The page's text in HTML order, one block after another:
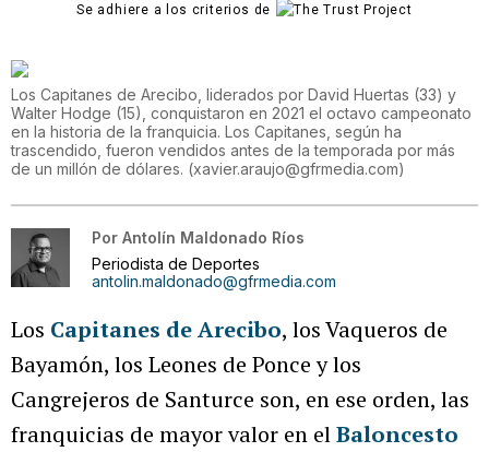
Se adhiere a los criterios de
Los Capitanes de Arecibo, liderados por David Huertas (33) y
Walter Hodge (15), conquistaron en 2021 el octavo campeonato
en la historia de la franquicia. Los Capitanes, según ha
trascendido, fueron vendidos antes de la temporada por más
de un millón de dólares. (xavier.araujo@gfrmedia.com)
Por Antolín Maldonado Ríos
Periodista de Deportes
antolin.maldonado@gfrmedia.com
Los Capitanes de Arecibo, los Vaqueros de
Bayamón, los Leones de Ponce y los
Cangrejeros de Santurce son, en ese orden, las
franquicias de mayor valor en elBaloncesto